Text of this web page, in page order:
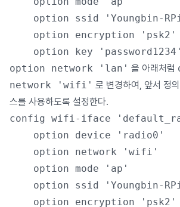
option network 'lan' 을 아래처럼
network 'wifi' 로 변경하여, 앞서 정
스를 사용하도록 설정한다.
config wifi-iface